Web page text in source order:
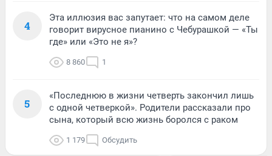
4
Эта иллюзия вас запутает: что на самом деле
говорит вирусное пианино с Чебурашкой — «Ты
где» или «Это не я»?
8 860 1
5
«Последнюю в жизни четверть закончил лишь
с одной четверкой». Родители рассказали про
сына, который всю жизнь боролся с раком
1 179 Обсудить